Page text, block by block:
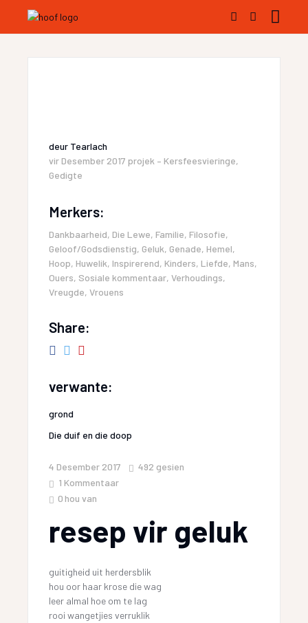
deur Tearlach
vir Desember 2017 projek – Kersfeesvieringe,
Gedigte
Merkers:
Dankbaarheid, Die Lewe, Familie, Filosofie,
Geloof/Godsdienstig, Geluk, Genade, Hemel,
Hoop, Huwelik, Inspirerend, Kinders, Liefde, Mans,
Ouers, Sosiale kommentaar,Verhoudings,
Vreugde,Vrouens
Share:
verwante:
grond
Die duif en die doop
4 Desember 2017 492 gesien
1 Kommentaar
0 hou van
resep vir geluk
guitigheid uit herdersblik
hou oor haar krose die wag
leer almal hoe om te lag
rooi wangetjies verruklik